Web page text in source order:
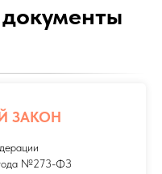
ЗАКОН
№273-ФЗ